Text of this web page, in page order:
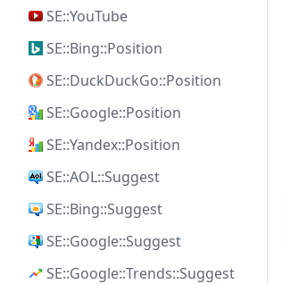
SE::YouTube
SE::Bing::Position
SE::DuckDuckGo::Position
SE::Google::Position
SE::Yandex::Position
SE::AOL::Suggest
SE::Bing::Suggest
SE::Google::Suggest
SE::Google::Trends::Suggest